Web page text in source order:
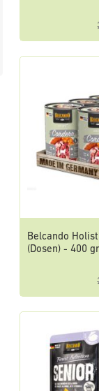
Belcando
(Dosen) - 400